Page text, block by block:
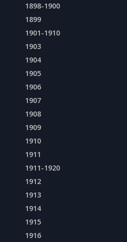
1898-1900
1899
1901-1910
1903
1904
1905
1906
1907
1908
1909
1910
1911
1911-1920
1912
1913
1914
1915
1916